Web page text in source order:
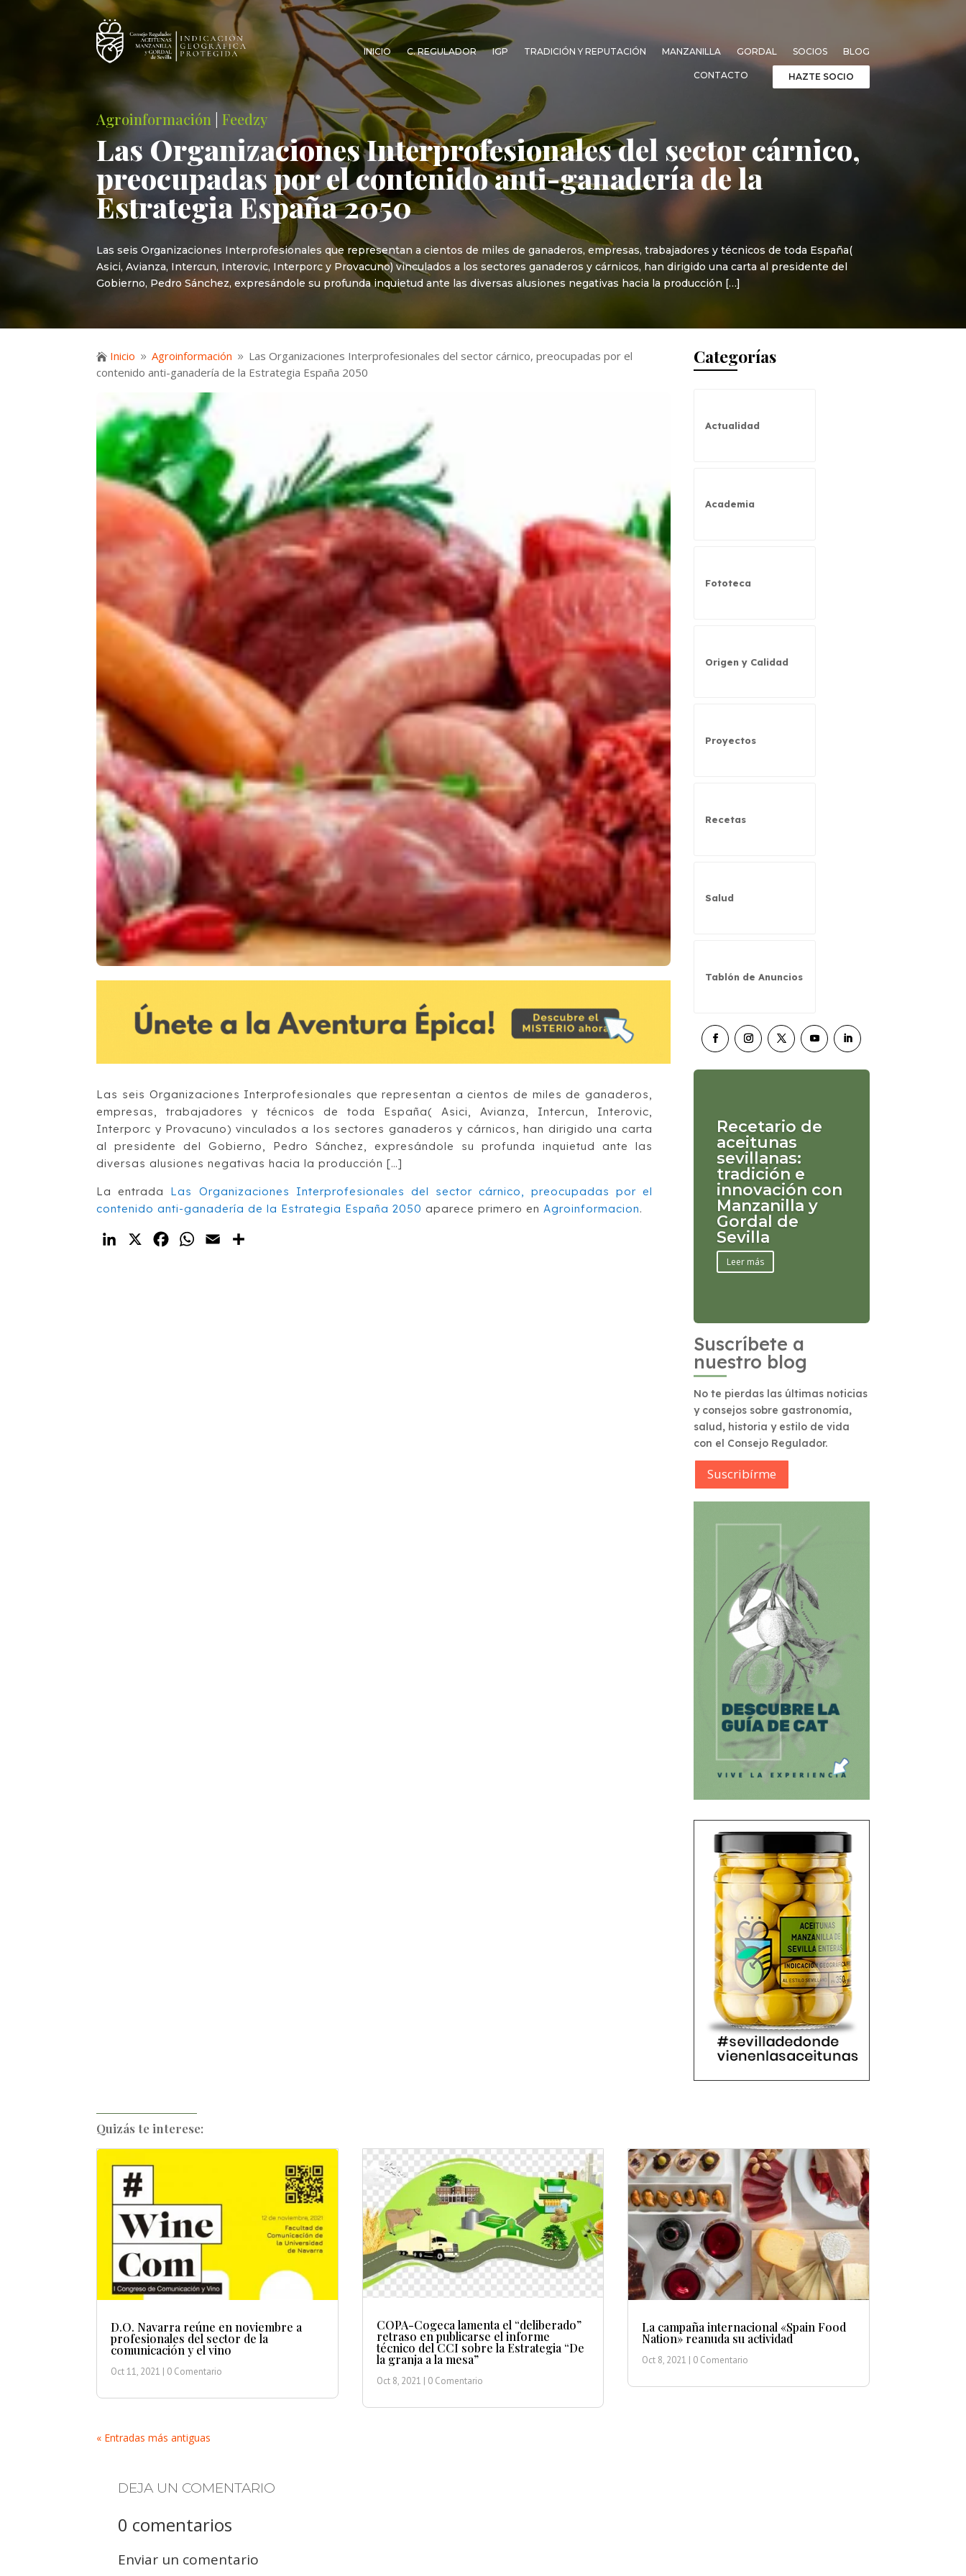
INICIO C. REGULADOR IGP TRADICIÓN Y REPUTACIÓN MANZANILLA GORDAL SOCIOS BLOG
CONTACTO HAZTE SOCIO
Agroinformación |Feedzy
Las Organizaciones Interprofesionales del sector cárnico,
preocupadas por el contenido anti-ganadería de la
Estrategia España 2050
Las seis Organizaciones Interprofesionales que representan a cientos de miles de ganaderos, empresas, trabajadores y técnicos de toda España(
Asici, Avianza, Intercun, Interovic, Interporc y Provacuno) vinculados a los sectores ganaderos y cárnicos, han dirigido una carta al presidente del
Gobierno, Pedro Sánchez, expresándole su profunda inquietud ante las diversas alusiones negativas hacia la producción […]
 Inicio 9 Agroinformación 9 Las Organizaciones Interprofesionales del sector cárnico, preocupadas por el
contenido anti-ganadería de la Estrategia España 2050
Las seis Organizaciones Interprofesionales que representan a cientos de miles de ganaderos,
empresas, trabajadores y técnicos de toda España( Asici, Avianza, Intercun, Interovic,
Interporc y Provacuno) vinculados a los sectores ganaderos y cárnicos, han dirigido una carta
al presidente del Gobierno, Pedro Sánchez, expresándole su profunda inquietud ante las
diversas alusiones negativas hacia la producción […]
La entrada Las Organizaciones Interprofesionales del sector cárnico, preocupadas por el
contenido anti-ganadería de la Estrategia España 2050 aparece primero en Agroinformacion.
LinkedIn
X FacebookWhatsApp
Email
Categorías
Actualidad
Academia
Fototeca
Origen y Calidad
Proyectos
Recetas
Salud
Tablón de Anuncios
Recetario de
aceitunas
sevillanas:
tradición e
innovación con
Manzanilla y
Gordal de
Sevilla
Leer más
Suscríbete a
nuestro blog
No te pierdas las últimas noticias
y consejos sobre gastronomía,
salud, historia y estilo de vida
con el Consejo Regulador.
Suscribírme
Quizás te interese:
D.O. Navarra reúne en noviembre a
profesionales del sector de la
comunicación y el vino
Oct 11, 2021 | 0 Comentario
COPA-Cogeca lamenta el “deliberado”
retraso en publicarse el informe
técnico del CCI sobre la Estrategia “De
la granja a la mesa”
Oct 8, 2021 | 0 Comentario
La campaña internacional «Spain Food
Nation» reanuda su actividad
Oct 8, 2021 | 0 Comentario
« Entradas más antiguas
DEJA UN COMENTARIO
0 comentarios
Enviar un comentario